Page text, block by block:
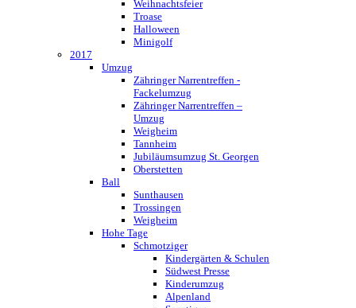
Weihnachtsfeier
Troase
Halloween
Minigolf
2017
Umzug
Zähringer Narrentreffen -
Fackelumzug
Zähringer Narrentreffen –
Umzug
Weigheim
Tannheim
Jubiläumsumzug St. Georgen
Oberstetten
Ball
Sunthausen
Trossingen
Weigheim
Hohe Tage
Schmotziger
Kindergärten & Schulen
Südwest Presse
Kinderumzug
Alpenland